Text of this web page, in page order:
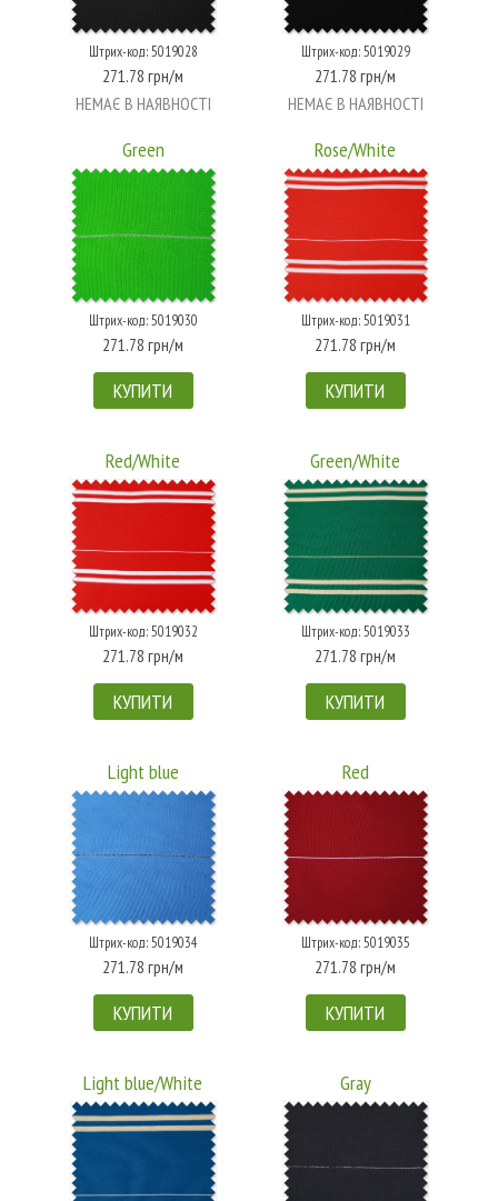
Штрих-код: 5019028
271.78 грн/м
НЕМАЄ В НАЯВНОСТІ
Штрих-код: 5019029
271.78 грн/м
НЕМАЄ В НАЯВНОСТІ
Green
Штрих-код: 5019030
271.78 грн/м
КУПИТИ
Rose/White
Штрих-код: 5019031
271.78 грн/м
КУПИТИ
Red/White
Штрих-код: 5019032
271.78 грн/м
КУПИТИ
Green/White
Штрих-код: 5019033
271.78 грн/м
КУПИТИ
Light blue
Штрих-код: 5019034
271.78 грн/м
КУПИТИ
Red
Штрих-код: 5019035
271.78 грн/м
КУПИТИ
Light blue/White Gray